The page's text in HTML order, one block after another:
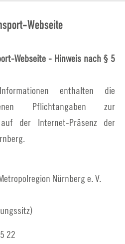
Webseite
Webseite - Hinweis nach § 5
enthalten die
Pflichtangaben zur
auf der Internet-Präsenz der
Nürnberg e. V.
22